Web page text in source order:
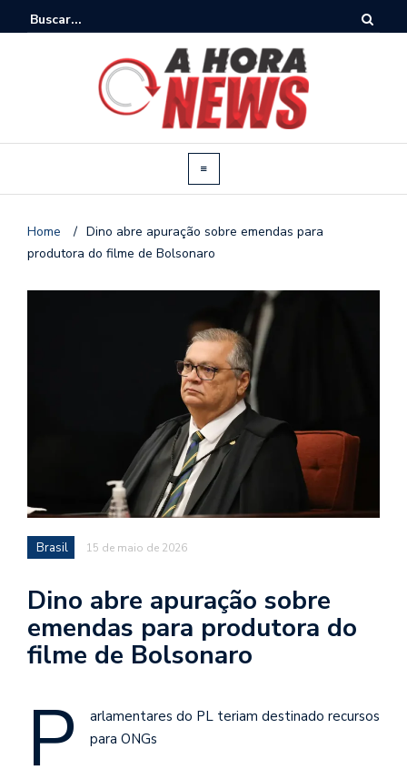
Home / Dino abre apuração sobre emendas para
produtora do filme de Bolsonaro
Brasil 15 de maio de 2026
Dino abre apuração sobre
emendas para produtora do
filme de Bolsonaro
P
arlamentares do PL teriam destinado recursos
para ONGs